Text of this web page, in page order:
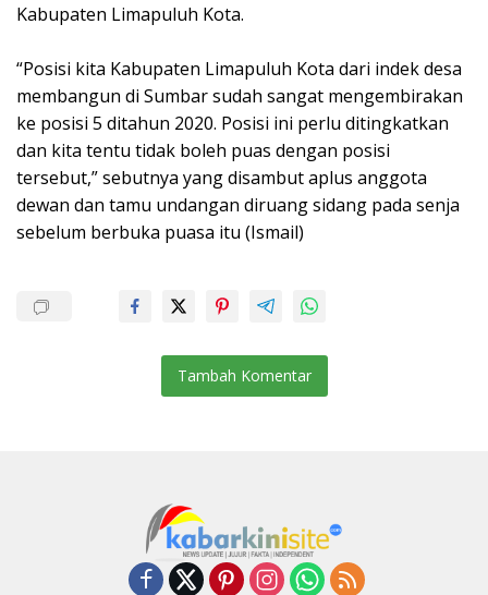
Kabupaten Limapuluh Kota.
“Posisi kita Kabupaten Limapuluh Kota dari indek desa
membangun di Sumbar sudah sangat mengembirakan
ke posisi 5 ditahun 2020. Posisi ini perlu ditingkatkan
dan kita tentu tidak boleh puas dengan posisi
tersebut,” sebutnya yang disambut aplus anggota
dewan dan tamu undangan diruang sidang pada senja
sebelum berbuka puasa itu (Ismail)
Tambah Komentar